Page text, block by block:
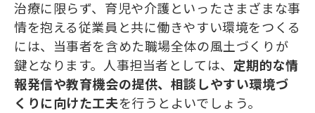
治療に限らず、育児や介護といったさまざまな事
情を抱える従業員と共に働きやすい環境をつくる
には、当事者を含めた職場全体の風土づくりが
鍵となります。人事担当者としては、 定期的な情
報発信や教育機会の提供、相談しやすい環境づ
くりに向けた工夫を行うとよいでしょう。